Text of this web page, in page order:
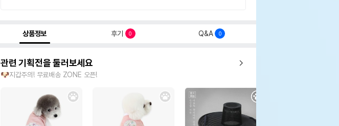
상품정보 후기 0 Q&A 0
관련 기획전을 둘러보세요
🐶지갑주의! 무료배송 ZONE 오픈!